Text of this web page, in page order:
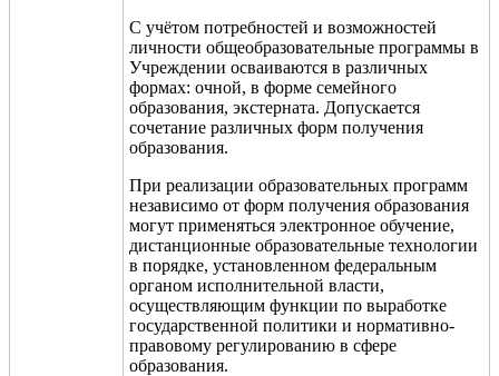
С учётом потребностей и возможностей
личности общеобразовательные программы в
Учреждении осваиваются в различных
формах: очной, в форме семейного
образования, экстерната. Допускается
сочетание различных форм получения
образования.
При реализации образовательных программ
независимо от форм получения образования
могут применяться электронное обучение,
дистанционные образовательные технологии
в порядке, установленном федеральным
органом исполнительной власти,
осуществляющим функции по выработке
государственной политики и нормативно-
правовому регулированию в сфере
образования.